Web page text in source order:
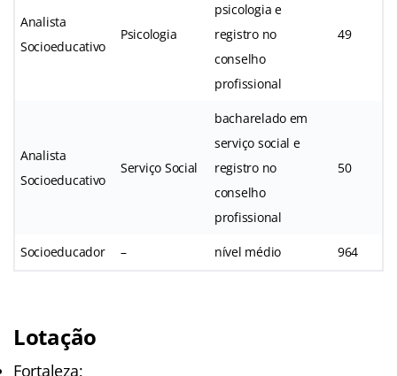
Analista
Socioeducativo
Psicologia
psicologia e
registro no
conselho
profissional
49
Analista
Socioeducativo
Serviço Social
bacharelado em
serviço social e
registro no
conselho
profissional
50
Socioeducador – nível médio 964
Lotação
Fortaleza;